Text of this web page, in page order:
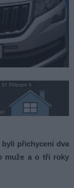
přichyceni dva
muže a o tři roky